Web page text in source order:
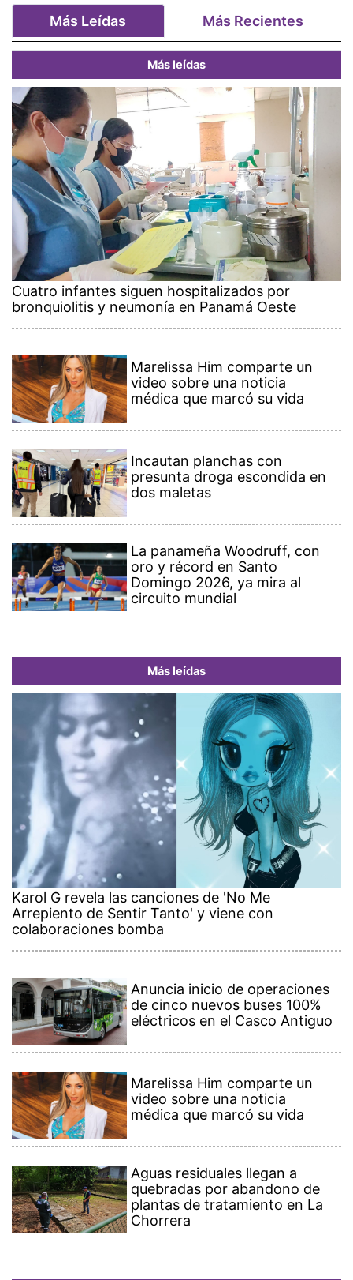
Más Leídas Más Recientes
Más leídas
Cuatro infantes siguen hospitalizados por
bronquiolitis y neumonía en Panamá Oeste
Marelissa Him comparte un
video sobre una noticia
médica que marcó su vida
Incautan planchas con
presunta droga escondida en
dos maletas
La panameña Woodruff, con
oro y récord en Santo
Domingo 2026, ya mira al
circuito mundial
Más leídas
Karol G revela las canciones de 'No Me
Arrepiento de Sentir Tanto' y viene con
colaboraciones bomba
Anuncia inicio de operaciones
de cinco nuevos buses 100%
eléctricos en el Casco Antiguo
Marelissa Him comparte un
video sobre una noticia
médica que marcó su vida
Aguas residuales llegan a
quebradas por abandono de
plantas de tratamiento en La
Chorrera